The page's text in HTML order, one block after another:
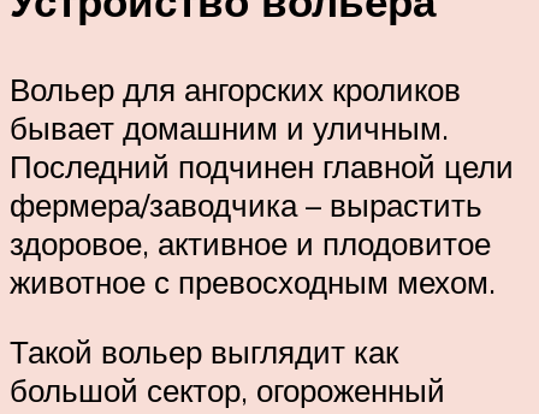
Вольер для ангорских кроликов
бывает домашним и уличным.
Последний подчинен главной цели
фермера/заводчика – вырастить
здоровое, активное и плодовитое
животное с превосходным мехом.
Такой вольер выглядит как
большой сектор, огороженный